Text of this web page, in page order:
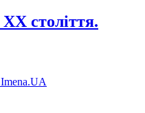
століття.